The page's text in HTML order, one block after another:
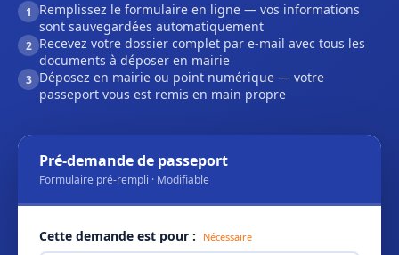
1
Remplissez le formulaire en ligne — vos informations
sont sauvegardées automatiquement
2 Recevez votre dossier complet par e-mail avec tous les
documents à déposer en mairie
3 Déposez en mairie ou point numérique — votre
passeport vous est remis en main propre
Pré-demande de passeport
Formulaire pré-rempli · Modifiable
Cette demande est pour : Nécessaire